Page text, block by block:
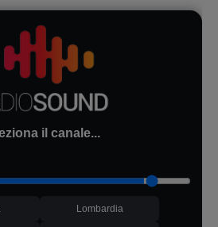
il canale...
Lombardia